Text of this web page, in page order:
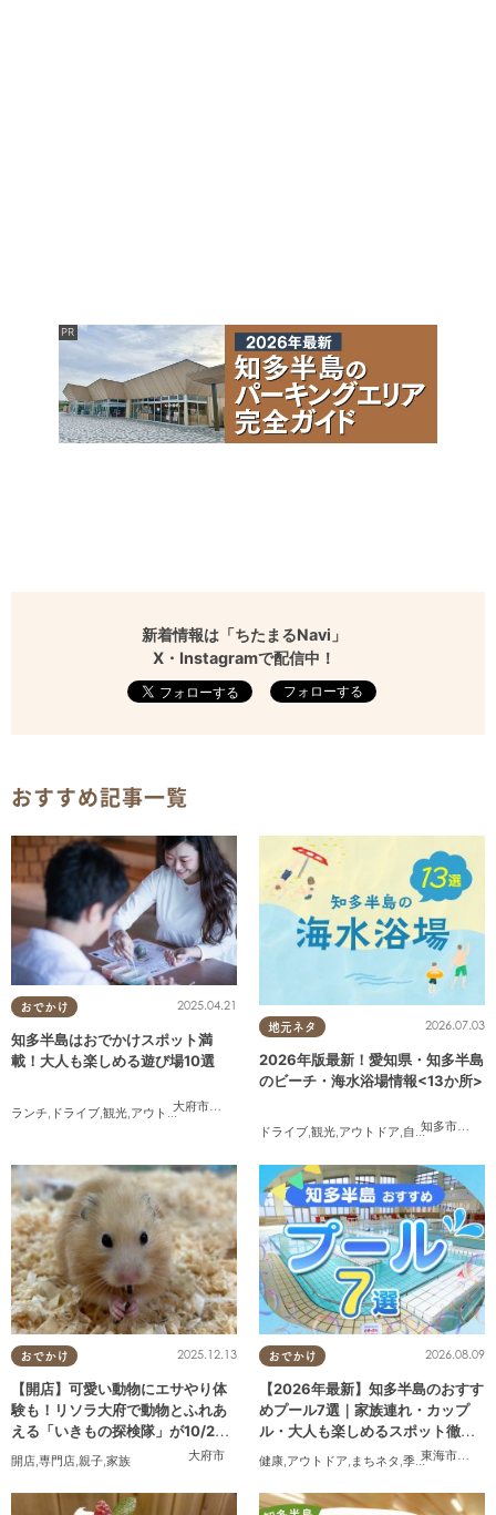
新着情報は「ちたまるNavi」
X・Instagramで配信中！
フォローする
おすすめ記事一覧
おでかけ
大府市
,東浦町
2025.04.21
知多半島はおでかけスポット満
載！大人も楽しめる遊び場10選
ランチ ドライブ 観光 アウトドア , 親子,
地元ネタ
知多市常滑
2026.07.03
2026年版最新！愛知県・知多半島
のビーチ・海水浴場情報<13か所>
ドライブ,観光,アウトドア,自然 ,まちネタ
おでかけ
大府市
2025.12.13
【開店】可愛い動物にエサやり体
験も！リソラ大府で動物とふれあ
える「いきもの探検隊」が10/24
(金)オープン
開店,専門店,親子,家族
おでかけ
東海市大府
2026.08.09
【2026年最新】知多半島のおすす
めプール7選｜家族連れ・カップ
ル・大人も楽しめるスポット徹底
ガイド
健康,アウトドア, まちネタ ,季節ネタ , まとめ